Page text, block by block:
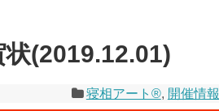
(2019.12.01)
寝相アート®, 開催情報